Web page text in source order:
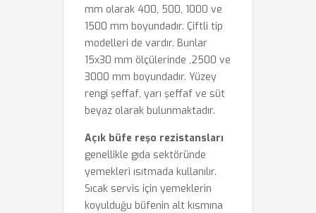
mm olarak 400, 500, 1000 ve
1500 mm boyundadır. Çiftli tip
modelleri de vardır. Bunlar
15x30 mm ölçülerinde ,2500 ve
3000 mm boyundadır. Yüzey
rengi şeffaf, yarı şeffaf ve süt
beyaz olarak bulunmaktadır.
Açık büfe reşo rezistansları
genellikle gıda sektöründe
yemekleri ısıtmada kullanılır.
Sıcak servis için yemeklerin
koyulduğu büfenin alt kısmına